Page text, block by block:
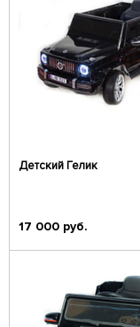
Детский Гелик
17 000 руб.